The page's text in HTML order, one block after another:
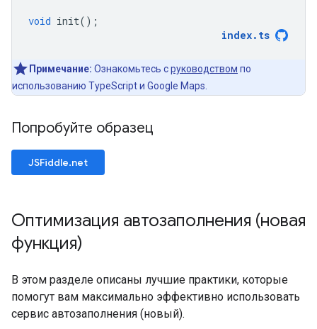
void init();
index. ts
Примечание: Ознакомьтесь сруководством по
использованию TypeScript и Google Maps.
Попробуйте образец
JSFiddle.net
Оптимизация автозаполнения (новая
функция)
В этом разделе описаны лучшие практики, которые
помогут вам максимально эффективно использовать
сервис автозаполнения (новый).